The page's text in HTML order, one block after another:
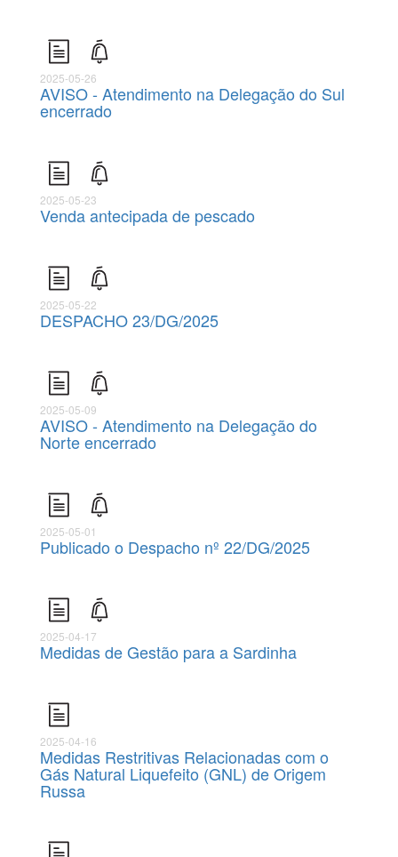
2025-05-26
AVISO - Atendimento na Delegação do Sul
encerrado
2025-05-23
Venda antecipada de pescado
2025-05-22
DESPACHO 23/DG/2025
2025-05-09
AVISO - Atendimento na Delegação do
Norte encerrado
2025-05-01
Publicado o Despacho nº 22/DG/2025
2025-04-17
Medidas de Gestão para a Sardinha
2025-04-16
Medidas Restritivas Relacionadas com o
Gás Natural Liquefeito (GNL) de Origem
Russa